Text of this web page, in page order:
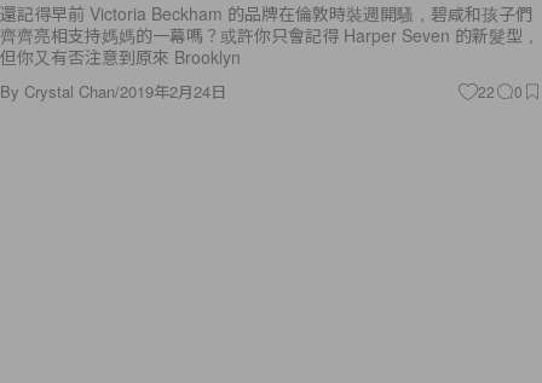
還記得早前 Victoria Beckham 的品牌在倫敦時裝週開騷，碧咸和孩子們
齊齊亮相支持媽媽的一幕嗎？或許你只會記得 Harper Seven 的新髮型，
但你又有否注意到原來 Brooklyn
By Crystal Chan/2019年2月24日 22 0